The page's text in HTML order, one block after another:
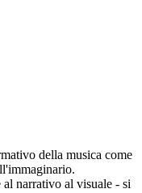
della musica come
narrativo al visuale - si